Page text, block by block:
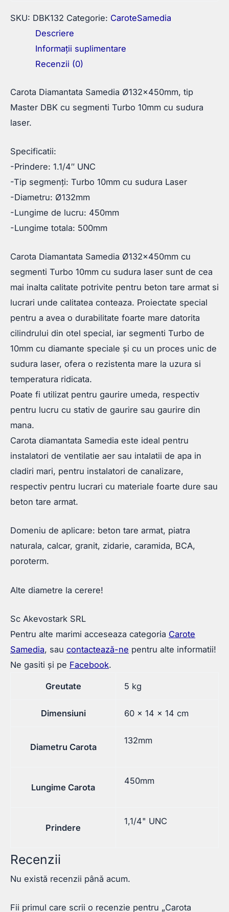
SKU: DBK132 Categorie: CaroteSamedia
Descriere
Informații suplimentare
Recenzii (0)
Carota Diamantata Samedia Ø132x450mm, tip
Master DBK cu segmenti Turbo 10mm cu sudura
laser.
Specificatii:
-Prindere: 1.1/4″ UNC
-Tip segmenți: Turbo 10mm cu sudura Laser
-Diametru: Ø132mm
-Lungime de lucru: 450mm
-Lungime totala: 500mm
Carota Diamantata Samedia Ø132x450mm cu
segmenti Turbo 10mm cu sudura laser sunt de cea
mai inalta calitate potrivite pentru beton tare armat si
lucrari unde calitatea conteaza. Proiectate special
pentru a avea o durabilitate foarte mare datorita
cilindrului din otel special, iar segmenti Turbo de
10mm cu diamante speciale și cu un proces unic de
sudura laser, ofera o rezistenta mare la uzura si
temperatura ridicata.
Poate fi utilizat pentru gaurire umeda, respectiv
pentru lucru cu stativ de gaurire sau gaurire din
mana.
Carota diamantata Samedia este ideal pentru
instalatori de ventilatie aer sau intalatii de apa in
cladiri mari, pentru instalatori de canalizare,
respectiv pentru lucrari cu materiale foarte dure sau
beton tare armat.
Domeniu de aplicare: beton tare armat, piatra
naturala, calcar, granit, zidarie, caramida, BCA,
poroterm.
Alte diametre la cerere!
Sc Akevostark SRL
Pentru alte marimi acceseaza categoria Carote
Samedia, sau contactează-ne pentru alte informatii!
Ne gasiti și pe Facebook.
Greutate 5 kg
Dimensiuni 60 × 14 × 14 cm
Diametru Carota
132mm
Lungime Carota
450mm
Prindere
1,1/4" UNC
Recenzii
Nu există recenzii până acum.
Fii primul care scrii o recenzie pentru „Carota